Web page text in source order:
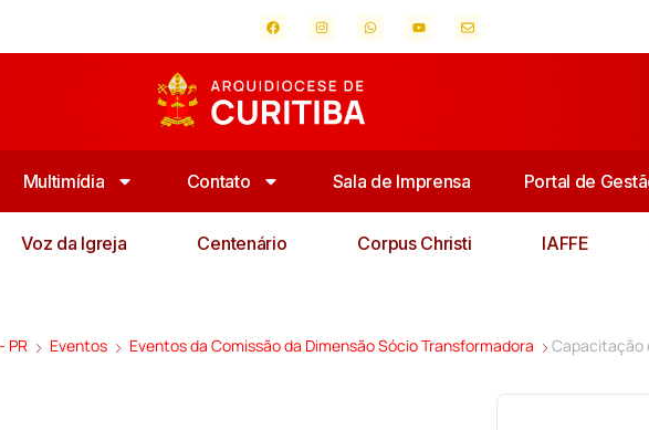
Multimídia Contato Sala de Imprensa Portal de
Voz da Igreja Centenário Corpus Christi IAFFE
PR Eventos Eventos da Comissão da Dimensão Sócio Transformadora Capacitação